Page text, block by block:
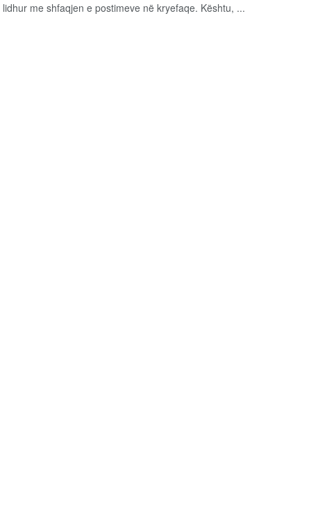
lidhur me shfaqjen e postimeve në kryefaqe. Kështu, ...